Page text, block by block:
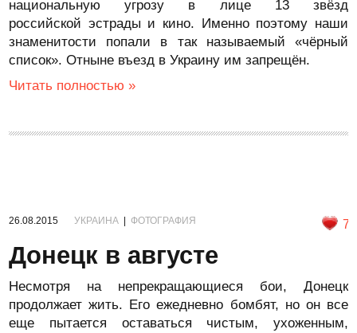
национальную угрозу в лице 13 звёзд
российской эстрады и кино. Именно поэтому наши
знаменитости попали в так называемый «чёрный
список». Отныне въезд в Украину им запрещён.
Читать полностью »
26.08.2015 УКРАИНА |ФОТОГРАФИЯ 7
Донецк в августе
Несмотря на непрекращающиеся бои, Донецк
продолжает жить. Его ежедневно бомбят, но он все
еще пытается оставаться чистым, ухоженным,